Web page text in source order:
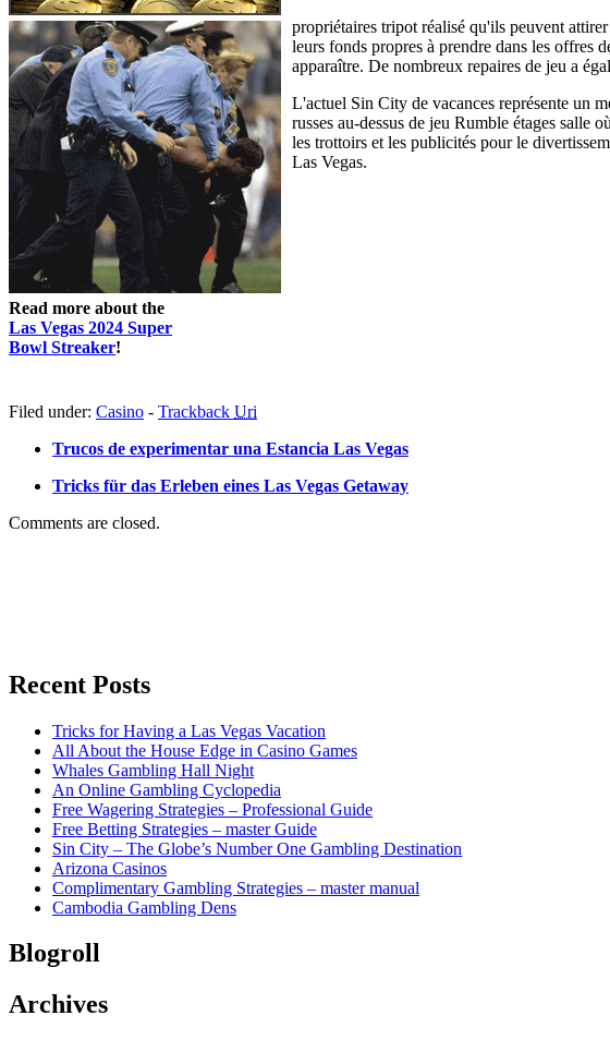
Read more about the
Las Vegas 2024 Super
Bowl Streaker!
propriétaires tripot réalisé qu'ils peuvent
leurs fonds propres à prendre dans les offres
apparaître. De nombreux repaires de jeu a
L'actuel Sin City de vacances représente un
russes au-dessus de jeu Rumble étages salle
les trottoirs et les publicités pour le
Las Vegas.
Filed under: Casino - Trackback Uri
Trucos de experimentar una Estancia Las Vegas
Tricks für das Erleben eines Las Vegas Getaway
Comments are closed.
Recent Posts
Tricks for Having a Las Vegas Vacation
All About the House Edge in Casino Games
Whales Gambling Hall Night
An Online Gambling Cyclopedia
Free Wagering Strategies – Professional Guide
Free Betting Strategies – master Guide
Sin City – The Globe’s Number One Gambling Destination
Arizona Casinos
Complimentary Gambling Strategies – master manual
Cambodia Gambling Dens
Blogroll
Archives